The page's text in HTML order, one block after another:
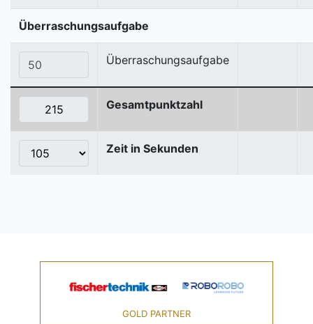
Überraschungsaufgabe
Überraschungsaufgabe
Gesamtpunktzahl
Zeit in Sekunden
GOLD PARTNER